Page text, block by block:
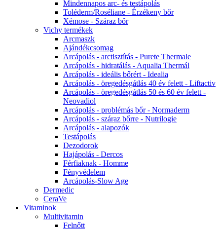
Mindennapos arc- és testápolás
Toléderm/Roséliane - Érzékeny bőr
Xémose - Száraz bőr
Vichy termékek
Arcmaszk
Ajándékcsomag
Arcápolás - arctisztítás - Purete Thermale
Arcápolás - hidratálás - Aqualia Thermál
Arcápolás - ideális bőrért - Idealia
Arcápolás - öregedésgátlás 40 év felett - Liftactiv
Arcápolás - öregedésgátlás 50 és 60 év felett -
Neovadiol
Arcápolás - problémás bőr - Normaderm
Arcápolás - száraz bőrre - Nutrilogie
Arcápolás - alapozók
Testápolás
Dezodorok
Hajápolás - Dercos
Férfiaknak - Homme
Fényvédelem
Arcápolás-Slow Age
Dermedic
CeraVe
Vitaminok
Multivitamin
Felnőtt